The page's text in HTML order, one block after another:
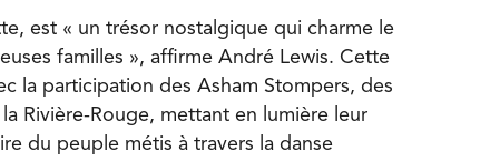
est « un trésor nostalgique qui charme le
familles », affirme André Lewis. Cette
la participation des Asham Stompers, des
Rivière-Rouge, mettant en lumière leur
du peuple métis à travers la danse